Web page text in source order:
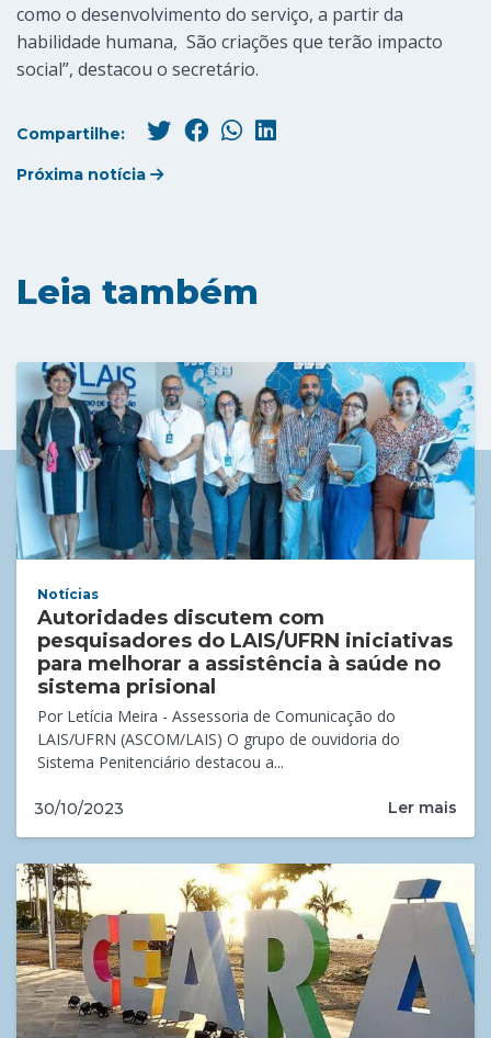
como o desenvolvimento do serviço, a partir da
habilidade humana, São criações que terão impacto
social”, destacou o secretário.
Compartilhe:
Próxima notícia
Leia também
Notícias
Autoridades discutem com
pesquisadores do LAIS/UFRN iniciativas
para melhorar a assistência à saúde no
sistema prisional
Por Letícia Meira - Assessoria de Comunicação do
LAIS/UFRN (ASCOM/LAIS) O grupo de ouvidoria do
Sistema Penitenciário destacou a...
30/10/2023 Ler mais